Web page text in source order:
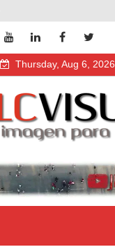
Thursday, Aug 6, 2026